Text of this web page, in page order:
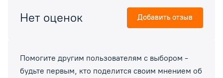
Помогите другим пользователям с выбором -
будьте первым, кто поделится своим мнением об
Нет оценок Добавить отзыв